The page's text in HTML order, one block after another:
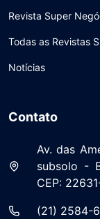
Revista Super
Todas as Revistas
Notícias
Contato
Av. das
subsolo -
CEP:
(21) 2584-